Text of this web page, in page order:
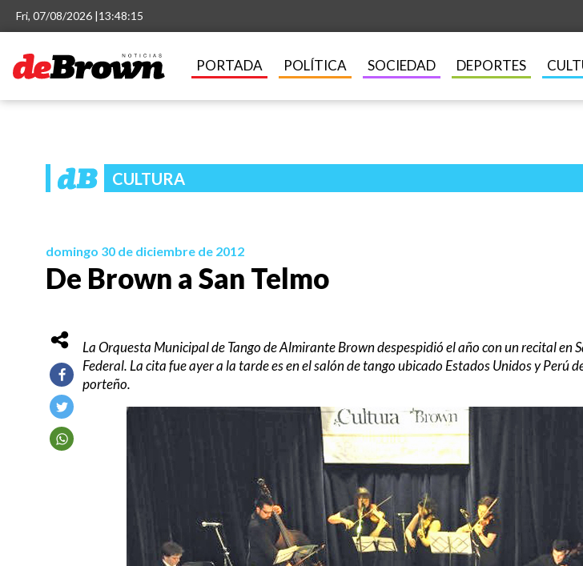
Fri, 07/08/2026 |13:48:15
PORTADA POLÍTICA SOCIEDAD DEPORTES
CULTURA
domingo 30 de diciembre de 2012
De Brown a San Telmo
La Orquesta Municipal de Tango de Almirante Brown despespidió el año con un recital en
Federal. La cita fue ayer a la tarde es en el salón de tango ubicado Estados Unidos y Perú
porteño.